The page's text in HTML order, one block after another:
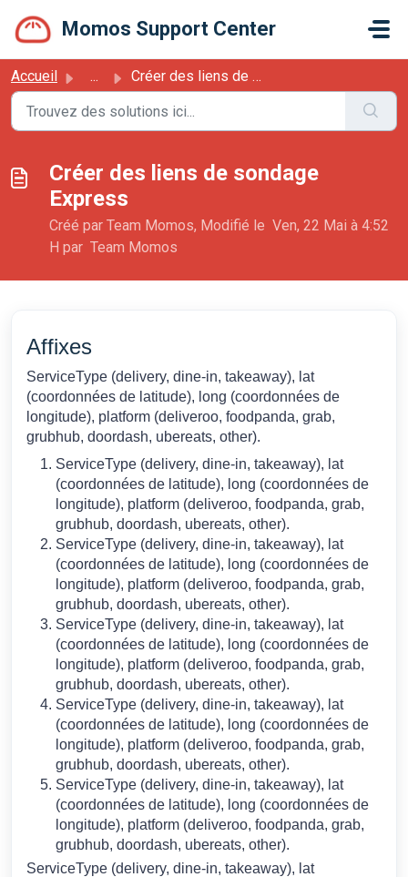
Momos Support Center
Accueil ... Créer des liens de sondage Express
Créer des liens de sondage
Express
Créé par Team Momos, Modifié le Ven, 22 Mai à 4:52
H par Team Momos
Affixes
ServiceType (delivery, dine-in, takeaway), lat
(coordonnées de latitude), long (coordonnées de
longitude), platform (deliveroo, foodpanda, grab,
grubhub, doordash, ubereats, other).
ServiceType (delivery, dine-in, takeaway), lat
(coordonnées de latitude), long (coordonnées de
longitude), platform (deliveroo, foodpanda, grab,
grubhub, doordash, ubereats, other).
ServiceType (delivery, dine-in, takeaway), lat
(coordonnées de latitude), long (coordonnées de
longitude), platform (deliveroo, foodpanda, grab,
grubhub, doordash, ubereats, other).
ServiceType (delivery, dine-in, takeaway), lat
(coordonnées de latitude), long (coordonnées de
longitude), platform (deliveroo, foodpanda, grab,
grubhub, doordash, ubereats, other).
ServiceType (delivery, dine-in, takeaway), lat
(coordonnées de latitude), long (coordonnées de
longitude), platform (deliveroo, foodpanda, grab,
grubhub, doordash, ubereats, other).
ServiceType (delivery, dine-in, takeaway), lat
(coordonnées de latitude), long (coordonnées de
longitude), platform (deliveroo, foodpanda, grab,
grubhub, doordash, ubereats, other).
ServiceType (delivery, dine-in, takeaway), lat